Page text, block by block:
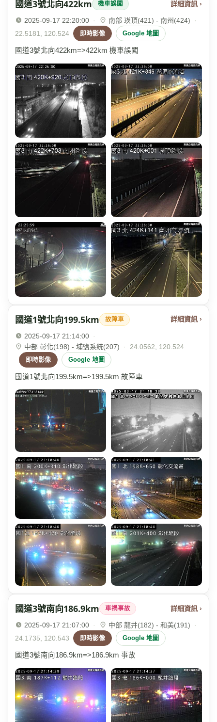
國道3號北向422km 機車誤闖 詳細資訊 ›
2025-09-17 22:20:00 · 南部 崁頂(421) - 南州(424)
·
22.5181, 120.524
即時影像 Google 地圖
國道3號北向422km=>422km 機車誤闖
國道1號北向199.5km 故障車 詳細資訊 ›
2025-09-17 21:14:00
·
中部 彰化(198) - 埔鹽系統(207)
· 24.0562, 120.524
即時影像 Google 地圖
國道1號北向199.5km=>199.5km 故障車
國道3號南向186.9km 車禍事故 詳細資訊 ›
2025-09-17 21:07:00 · 中部 龍井(182) - 和美(191)
·
24.1735, 120.543
即時影像 Google 地圖
國道3號南向186.9km=>186.9km 事故